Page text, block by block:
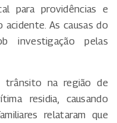
para providências e
acidente. As causas do
investigação pelas
trânsito na região de
residia, causando
relataram que